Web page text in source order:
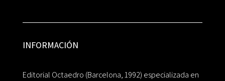
INFORMACIÓN
Editorial Octaedro (Barcelona, 1992) especializada en